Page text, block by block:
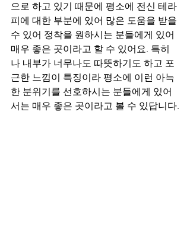
으로 하고 있기 때문에 평소에 전신 테라
피에 대한 부분에 있어 많은 도움을 받을
수 있어 정착을 원하시는 분들에게 있어
매우 좋은 곳이라고 할 수 있어요. 특히
나 내부가 너무나도 따뜻하기도 하고 포
근한 느낌이 특징이라 평소에 이런 아늑
한 분위기를 선호하시는 분들에게 있어
서는 매우 좋은 곳이라고 볼 수 있답니다.